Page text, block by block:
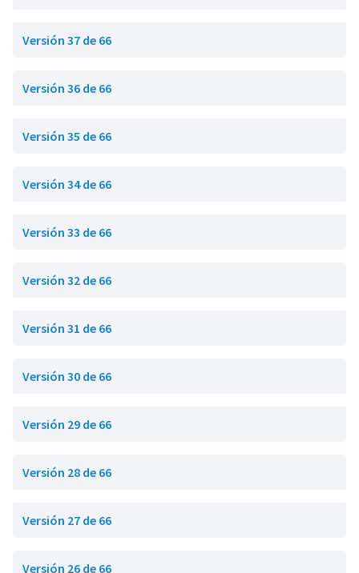
Versión 37 de 66
Versión 36 de 66
Versión 35 de 66
Versión 34 de 66
Versión 33 de 66
Versión 32 de 66
Versión 31 de 66
Versión 30 de 66
Versión 29 de 66
Versión 28 de 66
Versión 27 de 66
Versión 26 de 66